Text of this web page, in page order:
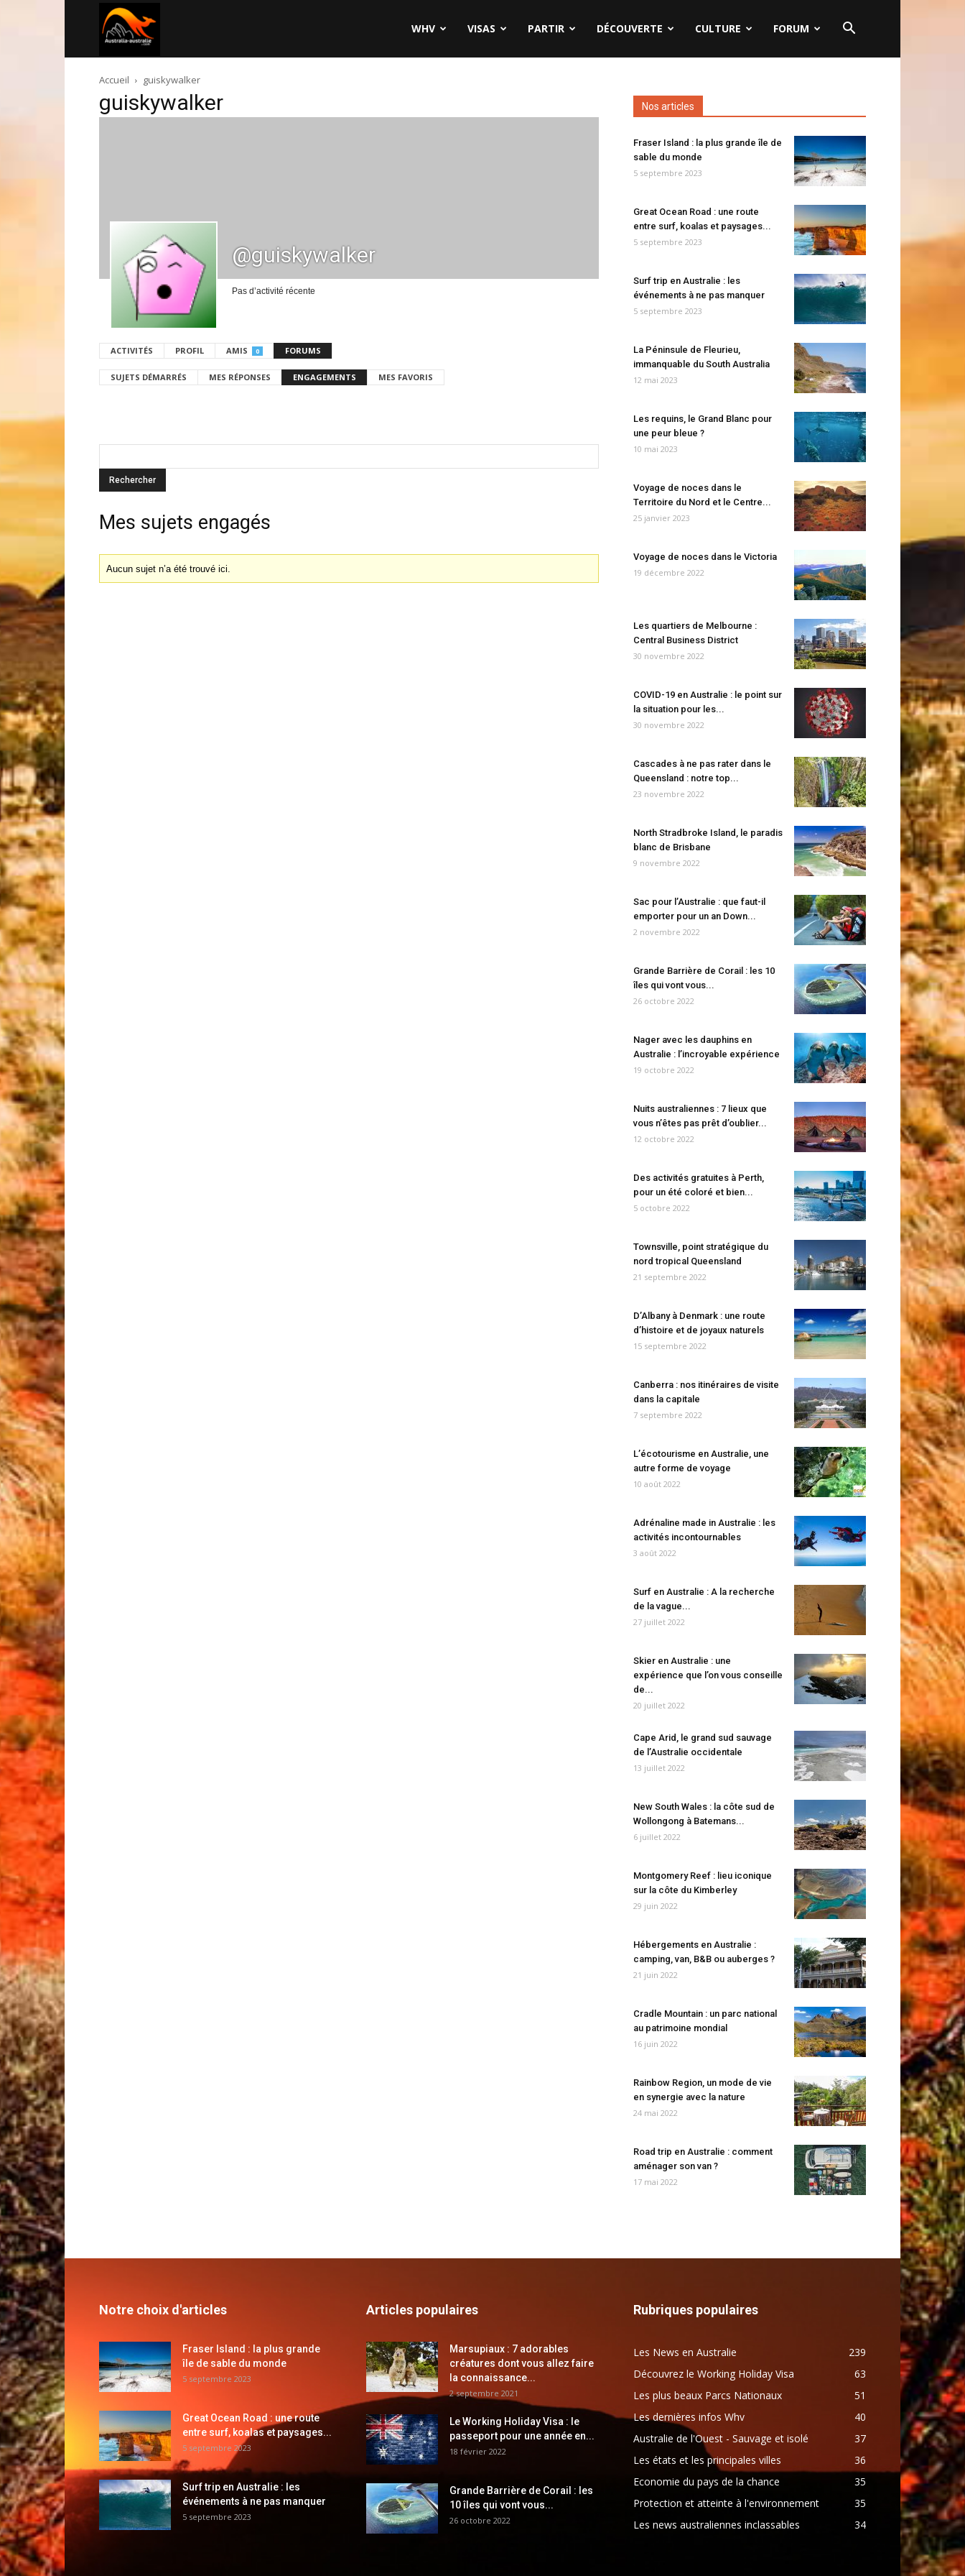
australie.com
WHV VISAS PARTIR DÉCOUVERTE CULTURE FORUM
Accueil guiskywalker
guiskywalker
@guiskywalker
Pas d’activité récente
ACTIVITÉS PROFIL AMIS 0 FORUMS
SUJETS DÉMARRÉS MES RÉPONSES ENGAGEMENTS MES FAVORIS
Mes sujets engagés
Aucun sujet n’a été trouvé ici.
Nos articles
Fraser Island : la plus grande île de
sable du monde
5 septembre 2023
Great Ocean Road : une route
entre surf, koalas et paysages...
5 septembre 2023
Surf trip en Australie : les
événements à ne pas manquer
5 septembre 2023
La Péninsule de Fleurieu,
immanquable du South Australia
12 mai 2023
Les requins, le Grand Blanc pour
une peur bleue ?
10 mai 2023
Voyage de noces dans le
Territoire du Nord et le Centre...
25 janvier 2023
Voyage de noces dans le Victoria
19 décembre 2022
Les quartiers de Melbourne :
Central Business District
30 novembre 2022
COVID-19 en Australie : le point sur
la situation pour les...
30 novembre 2022
Cascades à ne pas rater dans le
Queensland : notre top...
23 novembre 2022
North Stradbroke Island, le paradis
blanc de Brisbane
9 novembre 2022
Sac pour l’Australie : que faut-il
emporter pour un an Down...
2 novembre 2022
Grande Barrière de Corail : les 10
îles qui vont vous...
26 octobre 2022
Nager avec les dauphins en
Australie : l’incroyable expérience
19 octobre 2022
Nuits australiennes : 7 lieux que
vous n’êtes pas prêt d’oublier...
12 octobre 2022
Des activités gratuites à Perth,
pour un été coloré et bien...
5 octobre 2022
Townsville, point stratégique du
nord tropical Queensland
21 septembre 2022
D’Albany à Denmark : une route
d’histoire et de joyaux naturels
15 septembre 2022
Canberra : nos itinéraires de visite
dans la capitale
7 septembre 2022
L’écotourisme en Australie, une
autre forme de voyage
10 août 2022
Adrénaline made in Australie : les
activités incontournables
3 août 2022
Surf en Australie : A la recherche
de la vague...
27 juillet 2022
Skier en Australie : une
expérience que l’on vous conseille
de...
20 juillet 2022
Cape Arid, le grand sud sauvage
de l’Australie occidentale
13 juillet 2022
New South Wales : la côte sud de
Wollongong à Batemans...
6 juillet 2022
Montgomery Reef : lieu iconique
sur la côte du Kimberley
29 juin 2022
Hébergements en Australie :
camping, van, B&B ou auberges ?
21 juin 2022
Cradle Mountain : un parc national
au patrimoine mondial
16 juin 2022
Rainbow Region, un mode de vie
en synergie avec la nature
24 mai 2022
Road trip en Australie : comment
aménager son van ?
17 mai 2022
Notre choix d'articles
Fraser Island : la plus grande
île de sable du monde
5 septembre 2023
Great Ocean Road : une route
entre surf, koalas et paysages...
5 septembre 2023
Surf trip en Australie : les
événements à ne pas manquer
5 septembre 2023
Articles populaires
Marsupiaux : 7 adorables
créatures dont vous allez faire
la connaissance...
2 septembre 2021
Le Working Holiday Visa : le
passeport pour une année en...
18 février 2022
Grande Barrière de Corail : les
10 îles qui vont vous...
26 octobre 2022
Rubriques populaires
Les News en Australie
239
Découvrez le Working Holiday Visa
63
Les plus beaux Parcs Nationaux
51
Les dernières infos Whv
40
Australie de l'Ouest - Sauvage et isolé
37
Les états et les principales villes
36
Economie du pays de la chance
35
Protection et atteinte à l'environnement
35
Les news australiennes inclassables
34